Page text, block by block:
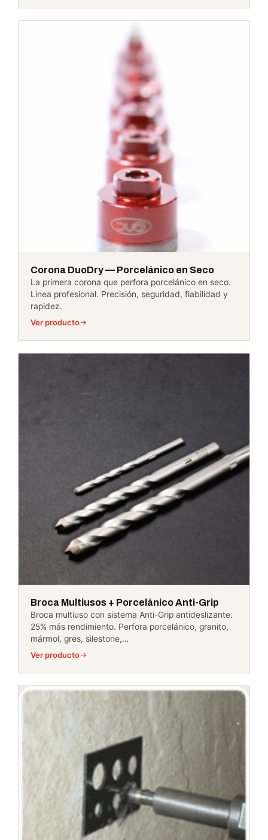
Corona DuoDry — Porcelánico en Seco
La primera corona que perfora porcelánico en seco.
Línea profesional. Precisión, seguridad, fiabilidad y
rapidez.
Ver producto
Broca Multiusos + Porcelánico Anti-Grip
Broca multiuso con sistema Anti-Grip antideslizante.
25% más rendimiento. Perfora porcelánico, granito,
mármol, gres, silestone,…
Ver producto